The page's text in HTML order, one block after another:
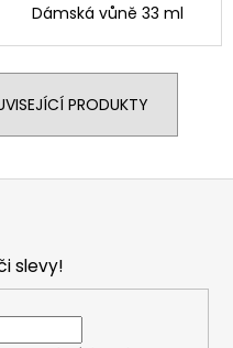
Dámská vůně 33 ml
PRODUKTY
slevy!